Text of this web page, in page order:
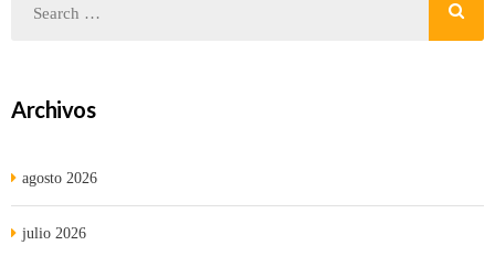
Archivos
agosto 2026
julio 2026